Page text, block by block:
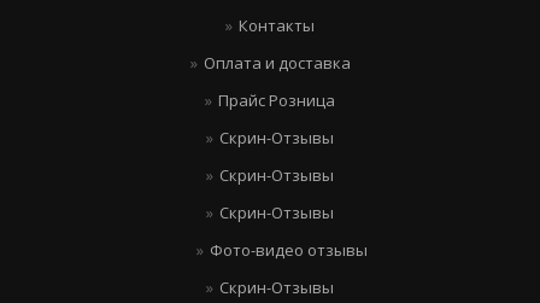
Контакты
Оплата и доставка
Прайс Розница
Скрин-Отзывы
Скрин-Отзывы
Скрин-Отзывы
Фото-видео отзывы
Скрин-Отзывы